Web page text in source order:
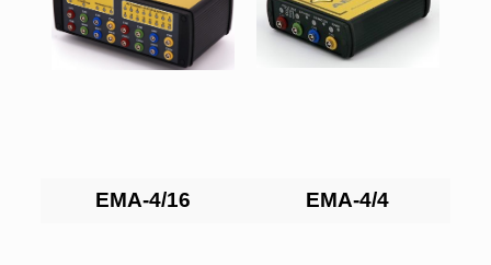
EMA-4/16 EMA-4/4